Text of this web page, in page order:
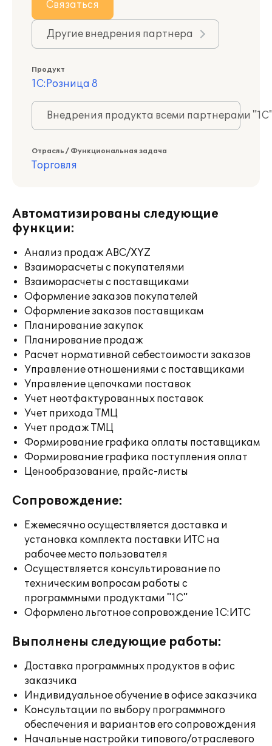
Связаться
Другие внедрения партнера
Продукт
1С:Розница 8
Внедрения продукта всеми партнерами
Отрасль / Функциональная задача
Торговля
Автоматизированы следующие
функции:
Анализ продаж ABC/XYZ
Взаиморасчеты с покупателями
Взаиморасчеты с поставщиками
Оформление заказов покупателей
Оформление заказов поставщикам
Планирование закупок
Планирование продаж
Расчет нормативной себестоимости заказов
Управление отношениями с поставщиками
Управление цепочками поставок
Учет неотфактурованных поставок
Учет прихода ТМЦ
Учет продаж ТМЦ
Формирование графика оплаты поставщикам
Формирование графика поступления оплат
Ценообразование, прайс-листы
Сопровождение:
Ежемесячно осуществляется доставка и
установка комплекта поставки ИТС на
рабочее место пользователя
Осуществляется консультирование по
техническим вопросам работы с
программными продуктами "1С"
Оформлено льготное сопровождение 1С:ИТС
Выполнены следующие работы:
Доставка программных продуктов в офис
заказчика
Индивидуальное обучение в офисе заказчика
Консультации по выбору программного
обеспечения и вариантов его сопровождения
Начальные настройки типового/отраслевого